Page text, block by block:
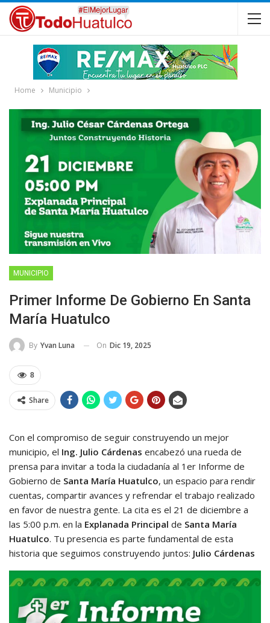
Home Municipio
MUNICIPIO
Primer Informe De Gobierno En Santa
María Huatulco
By Yvan Luna On Dic 19, 2025
8
Share
Con el compromiso de seguir construyendo un mejor
municipio, el Ing. Julio Cárdenas encabezó una rueda de
prensa para invitar a toda la ciudadanía al 1er Informe de
Gobierno de Santa María Huatulco, un espacio para rendir
cuentas, compartir avances y refrendar el trabajo realizado
en favor de nuestra gente. La cita es el 21 de diciembre a
las 5:00 p.m. en la Explanada Principal de Santa María
Huatulco. Tu presencia es parte fundamental de esta
historia que seguimos construyendo juntos: Julio Cárdenas